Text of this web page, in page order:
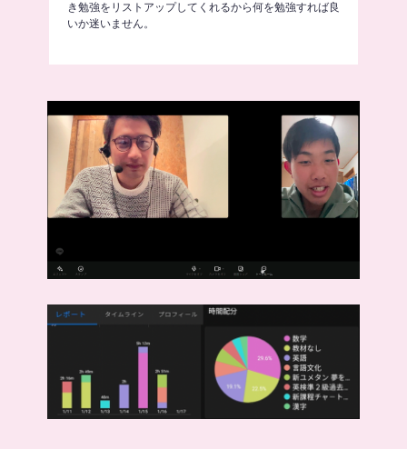
き勉強をリストアップしてくれるから何を勉強すれば良
いか迷いません。